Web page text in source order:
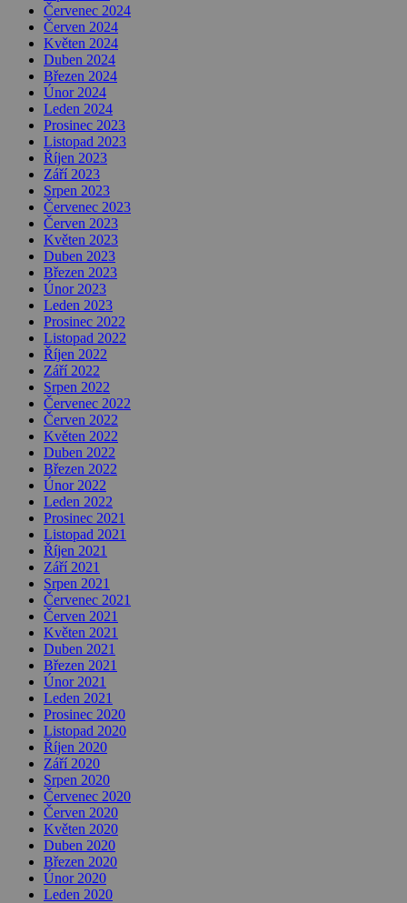
Červenec 2024
Červen 2024
Květen 2024
Duben 2024
Březen 2024
Únor 2024
Leden 2024
Prosinec 2023
Listopad 2023
Říjen 2023
Září 2023
Srpen 2023
Červenec 2023
Červen 2023
Květen 2023
Duben 2023
Březen 2023
Únor 2023
Leden 2023
Prosinec 2022
Listopad 2022
Říjen 2022
Září 2022
Srpen 2022
Červenec 2022
Červen 2022
Květen 2022
Duben 2022
Březen 2022
Únor 2022
Leden 2022
Prosinec 2021
Listopad 2021
Říjen 2021
Září 2021
Srpen 2021
Červenec 2021
Červen 2021
Květen 2021
Duben 2021
Březen 2021
Únor 2021
Leden 2021
Prosinec 2020
Listopad 2020
Říjen 2020
Září 2020
Srpen 2020
Červenec 2020
Červen 2020
Květen 2020
Duben 2020
Březen 2020
Únor 2020
Leden 2020